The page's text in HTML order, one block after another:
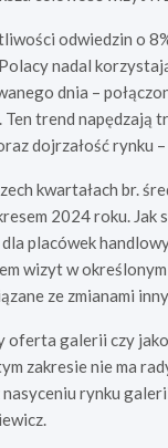
odwiedzin o
nadal
dnia –
Ten trend napędzają
dojrzałość rynku
kwartałach br.
2024 roku. Jak
placówek
wizyt w
ze zmianami
oferta galerii czy
zakresie nie ma
rynku